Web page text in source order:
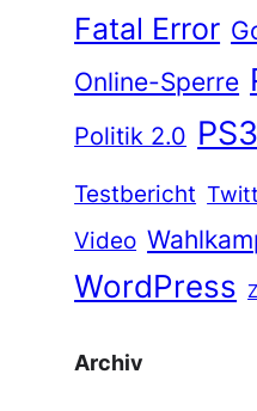
Fatal Error
Online-Sperre
Politik 2.0 PS3
Testbericht
Video
WordPress
Archiv